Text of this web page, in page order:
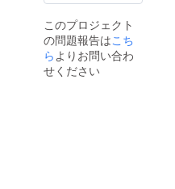
入って
い日に
限る】
宿泊許
可番号
このプロジェクト
の問題報告はこち
らよりお問い合わ
せください